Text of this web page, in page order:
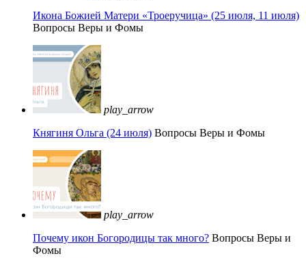
Икона Божией Матери «Троеручица» (25 июля, 11 июля)
Вопросы Веры и Фомы
play_arrow
Княгиня Ольга (24 июля) Вопросы Веры и Фомы
play_arrow
Почему икон Богородицы так много? Вопросы Веры и
Фомы